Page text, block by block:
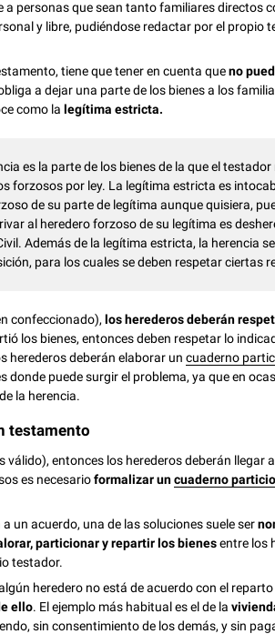
a personas que sean tanto familiares directos
y libre, pudiéndose redactar por el propio
tiene que tener en cuenta queno
a dejar una parte de los bienes a los
como la legítima estricta.
es la parte de los bienes de la que el
forzosos por ley. La legítima estricta es
de su parte de legítima aunque quisiera,
al heredero forzoso de su legítima es
Además de la legítima estricta, la herencia
para los cuales se deben respetar ciertas
confeccionado), los herederos deberán
los bienes, entonces deben respetar lo
herederos deberán elaborar uncuaderno
donde puede surgir el problema, ya que en
la herencia.
testamento
válido), entonces los herederos deberán llegar
es necesarioformalizar uncuaderno
un acuerdo, una de las soluciones suele ser
particionar y repartir los bienesentre los
testador.
heredero no está de acuerdo con el
ello. El ejemplo más habitual es el de la
sin consentimiento de los demás, y sin